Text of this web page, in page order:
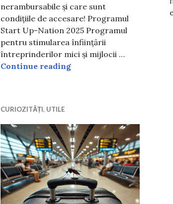
nerambursabile și care sunt
condițiile de accesare! Programul
Start Up-Nation 2025 Programul
pentru stimularea înființării
întreprinderilor mici și mijlocii …
Continue readingCine beneficiază de
CURIOZITĂȚI, UTILE